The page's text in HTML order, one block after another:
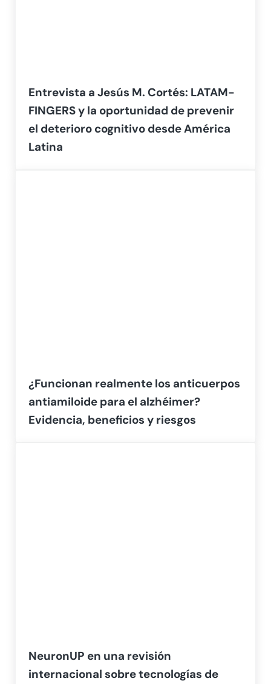
Entrevista a Jesús M. Cortés: LATAM-
FINGERS y la oportunidad de prevenir
el deterioro cognitivo desde América
Latina
¿Funcionan realmente los anticuerpos
antiamiloide para el alzhéimer?
Evidencia, beneficios y riesgos
NeuronUP en una revisión
internacional sobre tecnologías de